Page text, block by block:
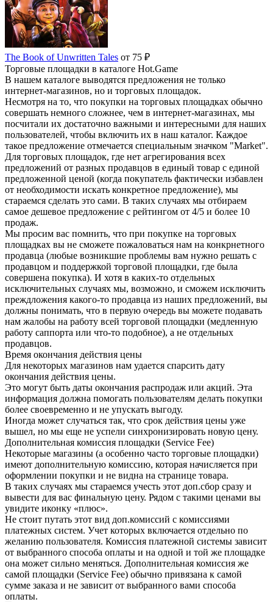
The Book of Unwritten Tales от 75 ₽
Торговые площадки в каталоге Hot.Game
В нашем каталоге выводятся предложения не только
интернет-магазинов, но и торговых площадок.
Несмотря на то, что покупки на торговых площадках обычно
совершать немного сложнее, чем в интернет-магазинах, мы
посчитали их достаточно важными и интересными для наших
пользователей, чтобы включить их в наш каталог. Каждое
такое предложение отмечается специальным значком "Market".
Для торговых площадок, где нет агрегирования всех
предложений от разных продавцов в единый товар с единой
предложенной ценой (когда покупатель фактически избавлен
от необходимости искать конкретное предложение), мы
стараемся сделать это сами. В таких случаях мы отбираем
самое дешевое предложение с рейтингом от 4/5 и более 10
продаж.
Мы просим вас помнить, что при покупке на торговых
площадках вы не сможете пожаловаться нам на конкрнетного
продавца (любые возникшие проблемы вам нужно решать с
продавцом и поддержкой торговой площадки, где была
совершена покупка). И хотя в каких-то отдельных
исключительных случаях мы, возможно, и сможем исключить
преждложения какого-то продавца из наших предложений, вы
должны понимать, что в первую очередь вы можете подавать
нам жалобы на работу всей торговой площадки (медленную
работу саппорта или что-то подобное), а не отдельных
продавцов.
Время окончания действия цены
Для некоторых магазинов нам удается спарсить дату
окончания действия цены.
Это могут быть даты окончания распродаж или акций. Эта
информация должна помогать пользователям делать покупки
более своевременно и не упускать выгоду.
Иногда может случаться так, что срок действия цены уже
вышел, но мы еще не успели синхронизировать новую цену.
Дополнительная комиссия площадки (Service Fee)
Некоторые магазины (а особенно часто торговые площадки)
имеют дополнительную комиссию, которая начисляется при
оформлении покупки и не видна на странице товара.
В таких случаях мы стараемся учесть этот доп.сбор сразу и
вывести для вас финальную цену. Рядом с такими ценами вы
увидите иконку «плюс».
Не стоит путать этот вид доп.комиссий с комиссиями
платежных систем. Учет которых включается отдельно по
желанию пользователя. Комиссия платежной системы зависит
от выбранного способа оплаты и на одной и той же площадке
она может сильно меняться. Дополнительная комиссия же
самой площадки (Service Fee) обычно привязана к самой
сумме заказа и не зависит от выбранного вами способа
оплаты.